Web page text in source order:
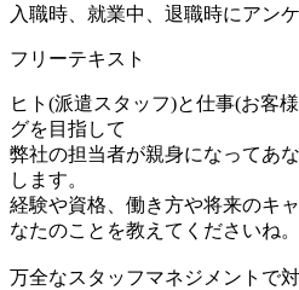
入職時、就業中、退職時にアン
フリーテキスト
ヒト(派遣スタッフ)と仕事(お客
グを目指して
弊社の担当者が親身になってあ
します。
経験や資格、働き方や将来のキ
なたのことを教えてくださいね。
万全なスタッフマネジメントで